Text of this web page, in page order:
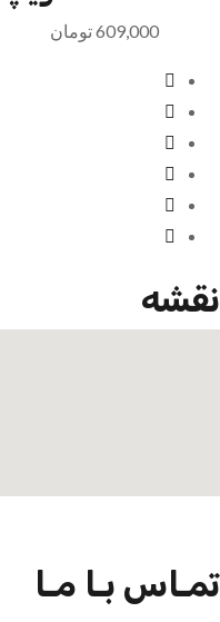
609,000تومان
نقشه
تمـاس بـا مـا